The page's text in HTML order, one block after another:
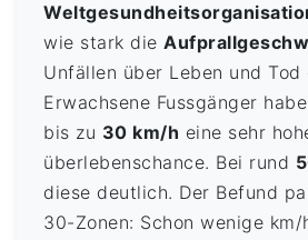
wie stark die
Unfällen über Leben und
Erwachsene Fussgänger
bis zu 30 km/h eine sehr
überlebenschance. Bei rund
diese deutlich. Der Befund
30-Zonen: Schon wenige km/